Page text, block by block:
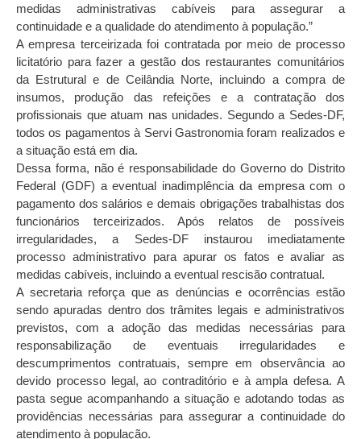
medidas administrativas cabíveis para assegurar a
continuidade e a qualidade do atendimento à população.”
A empresa terceirizada foi contratada por meio de processo
licitatório para fazer a gestão dos restaurantes comunitários
da Estrutural e de Ceilândia Norte, incluindo a compra de
insumos, produção das refeições e a contratação dos
profissionais que atuam nas unidades. Segundo a Sedes-DF,
todos os pagamentos à Servi Gastronomia foram realizados e
a situação está em dia.
Dessa forma, não é responsabilidade do Governo do Distrito
Federal (GDF) a eventual inadimplência da empresa com o
pagamento dos salários e demais obrigações trabalhistas dos
funcionários terceirizados. Após relatos de possíveis
irregularidades, a Sedes-DF instaurou imediatamente
processo administrativo para apurar os fatos e avaliar as
medidas cabíveis, incluindo a eventual rescisão contratual.
A secretaria reforça que as denúncias e ocorrências estão
sendo apuradas dentro dos trâmites legais e administrativos
previstos, com a adoção das medidas necessárias para
responsabilização de eventuais irregularidades e
descumprimentos contratuais, sempre em observância ao
devido processo legal, ao contraditório e à ampla defesa. A
pasta segue acompanhando a situação e adotando todas as
providências necessárias para assegurar a continuidade do
atendimento à população.